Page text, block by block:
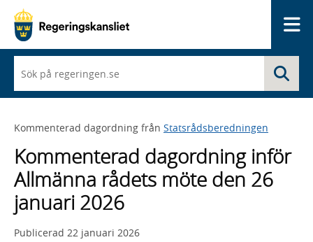
du
börjar
skriva
framträder
lista
med
sökförslag
Kommenterad dagordning från Statsrådsberedningen
Kommenterad dagordning inför
Allmänna rådets möte den 26
januari 2026
Publicerad 22 januari 2026